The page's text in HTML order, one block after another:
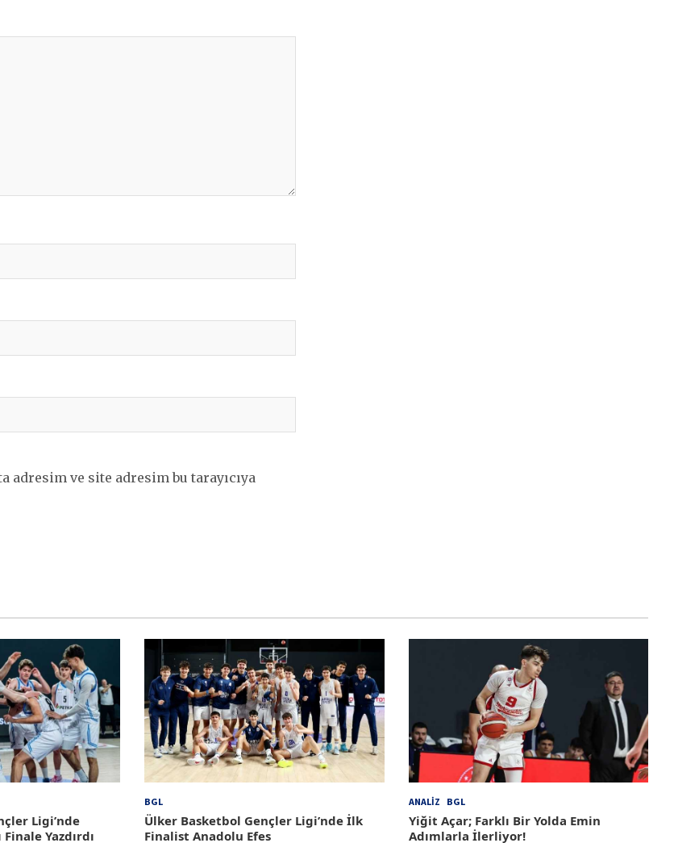
adresim ve site adresim bu tarayıcıya
Ligi’nde
Yazdırdı
BGL
Ülker Basketbol Gençler Ligi’nde İlk
Finalist Anadolu Efes
ANALIZ BGL
Yiğit Açar; Farklı Bir Yolda Emin
Adımlarla İlerliyor!